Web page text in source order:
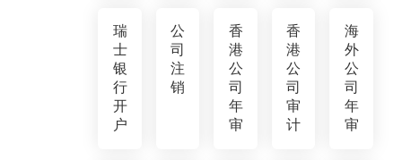
瑞
士
银
行
开
户
公
司
注
销
香
港
公
司
年
审
香
港
公
司
审
计
海
外
公
司
年
审